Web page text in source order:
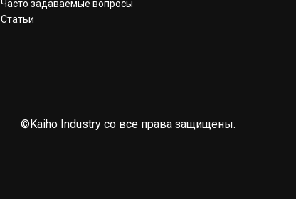
Часто задаваемые вопросы
Статьи
©Kaiho Industry co все права защищены.